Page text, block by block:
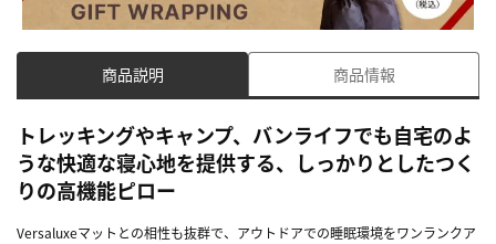
商品説明 商品情報
トレッキングやキャンプ、バンライフでも自宅のよ
うな快適な寝心地を提供する、しっかりとしたつく
りの高機能ピロー
Versaluxeマットとの相性も抜群で、アウトドアでの睡眠環境をワンランクア